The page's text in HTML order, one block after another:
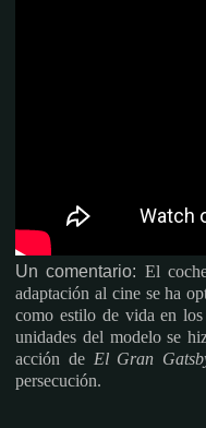
Un comentario: El
adaptación al cine se ha
como estilo de vida en
unidades del modelo se
acción de El Gran
persecución.